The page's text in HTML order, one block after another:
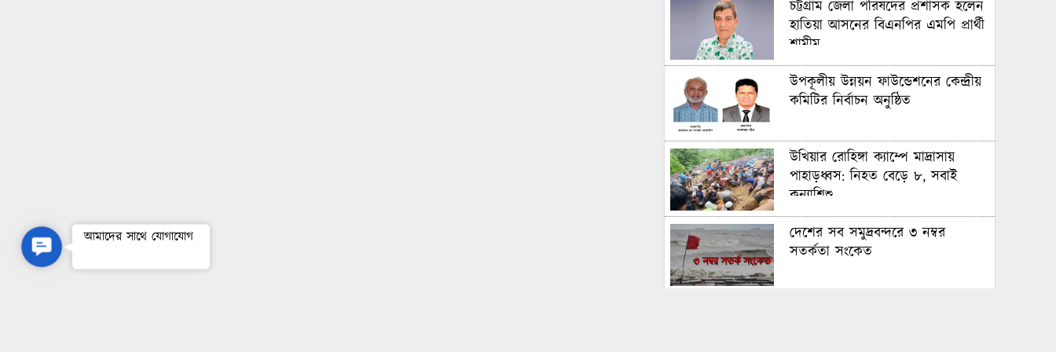
চট্টগ্রাম জেলা পরিষদের প্রশাসক হলেন
হাতিয়া আসনের বিএনপির এমপি প্রার্থী
শামীম
উপকূলীয় উন্নয়ন ফাউন্ডেশনের কেন্দ্রীয়
কমিটির নির্বাচন অনুষ্ঠিত
উখিয়ার রোহিঙ্গা ক্যাম্পে মাদ্রাসায়
পাহাড়ধ্বস: নিহত বেড়ে ৮, সবাই
কন্যাশিশু
দেশের সব সমুদ্রবন্দরে ৩ নম্বর
সতর্কতা সংকেত
Contact Usআমাদের সাথে যোগাযোগ